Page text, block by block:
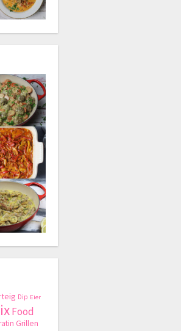
Dip Eier
Food
Grillen